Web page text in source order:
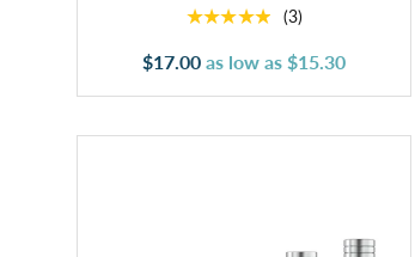
★★★★★ (3)
$17.00 as low as $15.30